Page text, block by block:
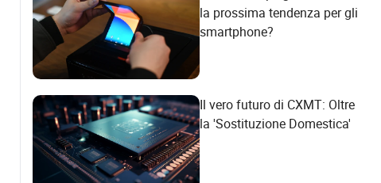
la prossima tendenza per gli
smartphone?
Il vero futuro di CXMT: Oltre
la 'Sostituzione Domestica'